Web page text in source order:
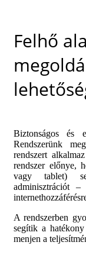
Felhő
Biztonságos és
Rendszerünk
rendszert
rendszer előnye,
vagy tablet)
adminisztrációt
A rendszerben
segítik a
menjen a